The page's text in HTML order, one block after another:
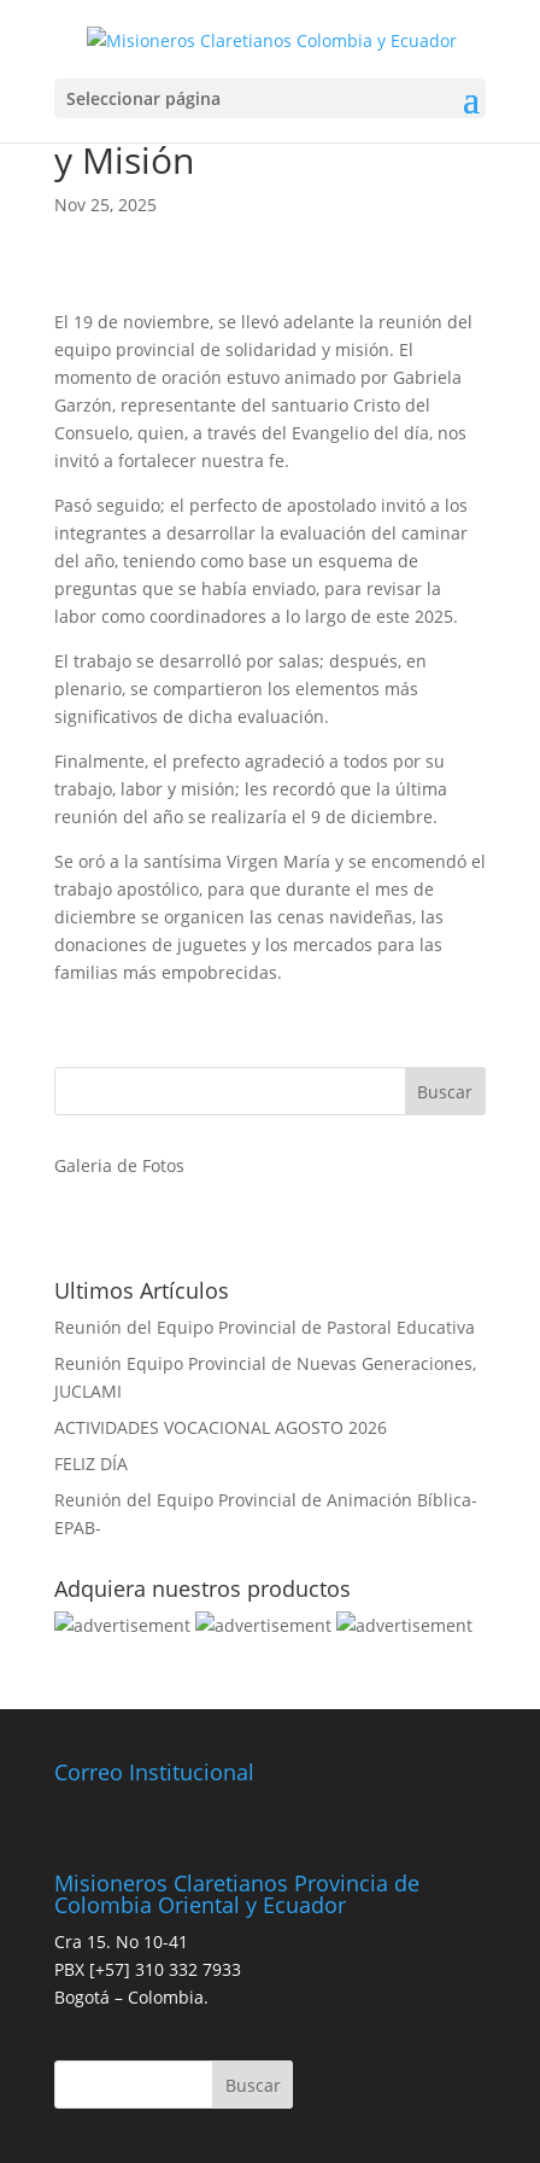
Seleccionar página
Reunión Equipo
Provincial de Solidaridad
y Misión
Nov 25, 2025
El 19 de noviembre, se llevó adelante la reunión del
equipo provincial de solidaridad y misión. El
momento de oración estuvo animado por Gabriela
Garzón, representante del santuario Cristo del
Consuelo, quien, a través del Evangelio del día, nos
invitó a fortalecer nuestra fe.
Pasó seguido; el perfecto de apostolado invitó a los
integrantes a desarrollar la evaluación del caminar
del año, teniendo como base un esquema de
preguntas que se había enviado, para revisar la
labor como coordinadores a lo largo de este 2025.
El trabajo se desarrolló por salas; después, en
plenario, se compartieron los elementos más
significativos de dicha evaluación.
Finalmente, el prefecto agradeció a todos por su
trabajo, labor y misión; les recordó que la última
reunión del año se realizaría el 9 de diciembre.
Se oró a la santísima Virgen María y se encomendó el
trabajo apostólico, para que durante el mes de
diciembre se organicen las cenas navideñas, las
donaciones de juguetes y los mercados para las
familias más empobrecidas.
Galeria de Fotos
Ultimos Artículos
Reunión del Equipo Provincial de Pastoral Educativa
Reunión Equipo Provincial de Nuevas Generaciones,
JUCLAMI
ACTIVIDADES VOCACIONAL AGOSTO 2026
FELIZ DÍA
Reunión del Equipo Provincial de Animación Bíblica-
EPAB-
Adquiera nuestros productos
Correo Institucional
Misioneros Claretianos Provincia de
Colombia Oriental y Ecuador
Cra 15. No 10-41
PBX [+57] 310 332 7933
Bogotá – Colombia.